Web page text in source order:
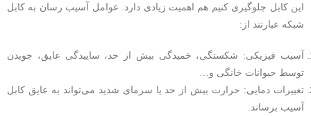
این کابل جلوگیری کنیم هم اهمیت زیادی دارد. عوامل آسیب رسان به کابل
شبکه عبارتند از:
آسیب فیزیکی: شکستگی، خمیدگی بیش از حد، ساییدگی عایق، جویدن
توسط حیوانات خانگی و…
تغییرات دمایی: حرارت بیش از حد یا سرمای شدید می‌تواند به عایق کابل
آسیب برساند.